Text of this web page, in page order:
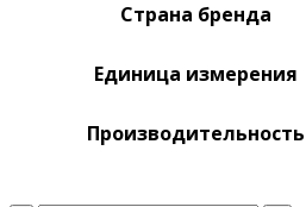
Страна бренда
Единица измерения
Производительность